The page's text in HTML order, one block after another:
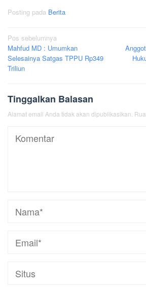
Posting pada Berita
Navigasi
pos
Pos sebelumnya
Mahfud MD : Umumkan
Selesainya Satgas TPPU Rp349
Triliun
Tinggalkan Balasan
Alamat email Anda tidak akan dipublikasikan.